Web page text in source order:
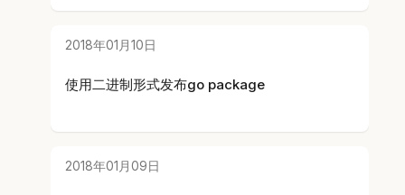
2018年01月10日
使用二进制形式发布go package
2018年01月09日